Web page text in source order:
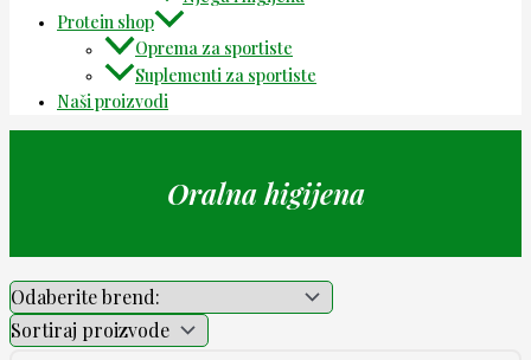
Protein shop
Oprema za sportiste
Suplementi za sportiste
Naši proizvodi
Oralna higijena